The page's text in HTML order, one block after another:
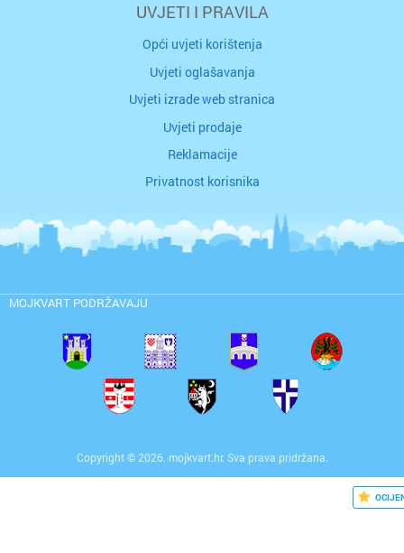
UVJETI I PRAVILA
Opći uvjeti korištenja
Uvjeti oglašavanja
Uvjeti izrade web stranica
Uvjeti prodaje
Reklamacije
Privatnost korisnika
MOJKVART PODRŽAVAJU
Copyright © 2026. mojkvart.hr. Sva prava pridržana.